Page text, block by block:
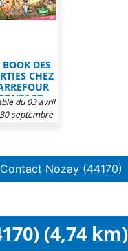
BOOK DES
CHEZ
du 03 avril
septembre
Nozay (44170)
(4,74 km)